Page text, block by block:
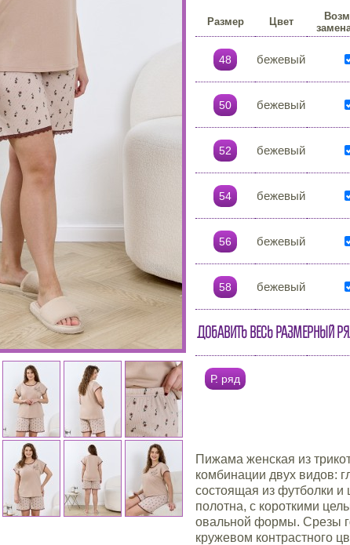
Размер Цвет
48 бежевый
50 бежевый
52 бежевый
54 бежевый
56 бежевый
58 бежевый
Добавить весь размерный
Р. ряд
Пижама женская из
комбинации двух видов:
состоящая из футболки и
полотна, с короткими
овальной формы. Срезы
кружевом контрастного